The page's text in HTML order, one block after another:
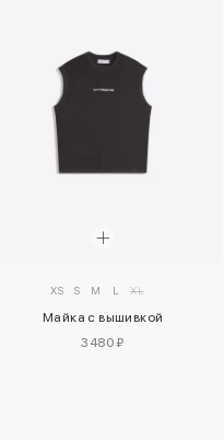
XS S M L XL
Майка с вышивкой
3480 ₽